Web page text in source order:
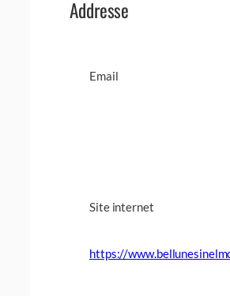
Addresse
Email
Site internet
https://